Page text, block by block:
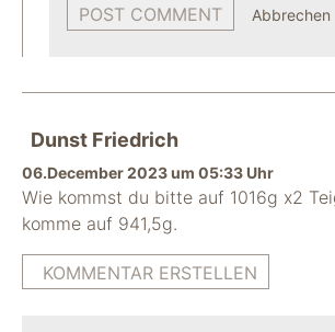
Abbrechen
Dunst Friedrich
06.December 2023 um 05:33 Uhr
Wie kommst du bitte auf 1016g x2
komme auf 941,5g.
KOMMENTAR ERSTELLEN